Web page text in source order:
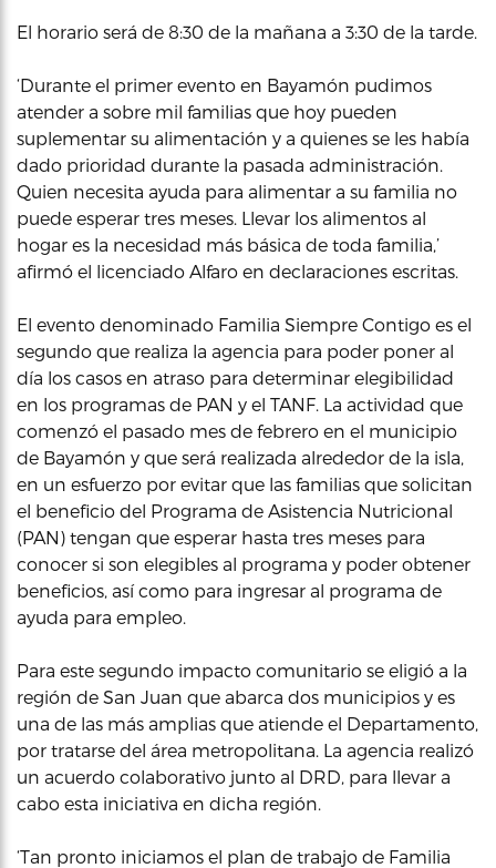
El horario será de 8:30 de la mañana a 3:30 de la tarde.
‘Durante el primer evento en Bayamón pudimos
atender a sobre mil familias que hoy pueden
suplementar su alimentación y a quienes se les había
dado prioridad durante la pasada administración.
Quien necesita ayuda para alimentar a su familia no
puede esperar tres meses. Llevar los alimentos al
hogar es la necesidad más básica de toda familia,’
afirmó el licenciado Alfaro en declaraciones escritas.
El evento denominado Familia Siempre Contigo es el
segundo que realiza la agencia para poder poner al
día los casos en atraso para determinar elegibilidad
en los programas de PAN y el TANF. La actividad que
comenzó el pasado mes de febrero en el municipio
de Bayamón y que será realizada alrededor de la isla,
en un esfuerzo por evitar que las familias que solicitan
el beneficio del Programa de Asistencia Nutricional
(PAN) tengan que esperar hasta tres meses para
conocer si son elegibles al programa y poder obtener
beneficios, así como para ingresar al programa de
ayuda para empleo.
Para este segundo impacto comunitario se eligió a la
región de San Juan que abarca dos municipios y es
una de las más amplias que atiende el Departamento,
por tratarse del área metropolitana. La agencia realizó
un acuerdo colaborativo junto al DRD, para llevar a
cabo esta iniciativa en dicha región.
‘Tan pronto iniciamos el plan de trabajo de Familia